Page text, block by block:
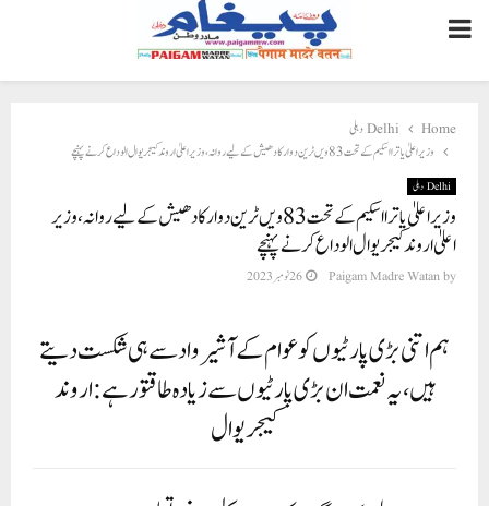
PRIMARY
MENU
Home
Delhi دہلی
وزیر اعلیٰ یاترا اسکیم کے تحت 83ویں ٹرین دوارکادھیش کے لیے روانہ، وزیر اعلیٰ اروند کیجریوال الوداع کرنے پہنچے
Delhi دہلی
وزیر اعلیٰ یاترا اسکیم کے تحت 83ویں ٹرین دوارکادھیش کے لیے روانہ، وزیر
اعلیٰ اروند کیجریوال الوداع کرنے پہنچے
by
Paigam Madre Watan 26 نومبر 2023
ہم اتنی بڑی پارٹیوں کو عوام کے آشیرواد سے ہی شکست دیتے
ہیں، یہ نعمت ان بڑی پارٹیوں سے زیادہ طاقتور ہے: اروند
کیجریوال